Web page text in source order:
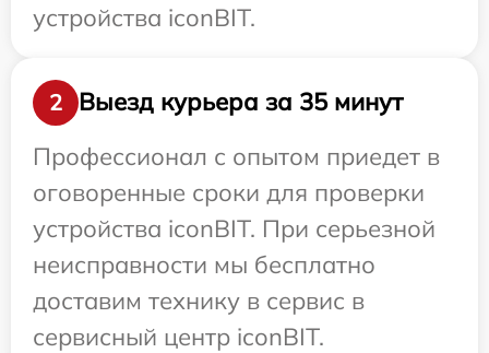
устройства iconBIT.
2
Выезд курьера за 35 минут
Профессионал с опытом приедет в
оговоренные сроки для проверки
устройства iconBIT. При серьезной
неисправности мы бесплатно
доставим технику в сервис в
сервисный центр iconBIT.